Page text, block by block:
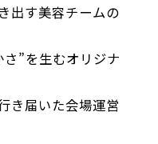
出す美容チームの
”を生むオリジナ
き届いた会場運営